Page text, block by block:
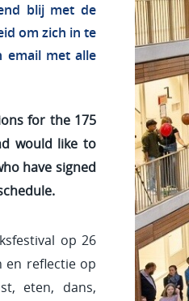
blij met de
om zich in te
email met alle
for the 175
would like to
have signed
op 26
en reflectie op
eten, dans,